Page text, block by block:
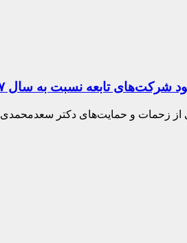
از زحمات و حمایت‌های دکتر سعدمحمدی